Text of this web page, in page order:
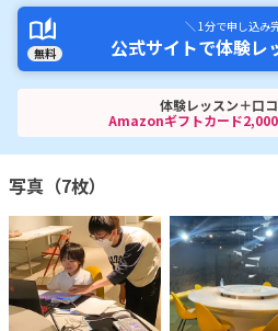
無料
＼ 1分で申し込み
公式サイトで体験レ
体験レッスン＋口
Amazonギフトカード
写真（7枚）